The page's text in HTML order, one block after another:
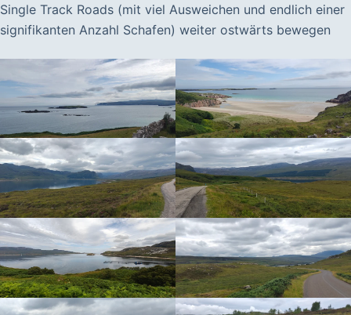
Single Track Roads (mit viel Ausweichen und endlich einer
signifikanten Anzahl Schafen) weiter ostwärts bewegen